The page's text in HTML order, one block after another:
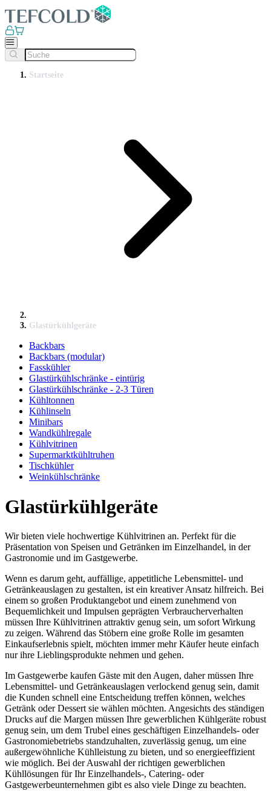
Startseite
Glastürkühlgeräte
Backbars
Backbars (modular)
Fasskühler
Glastürkühlschränke - eintürig
Glastürkühlschränke - 2-3 Türen
Kühltonnen
Kühlinseln
Minibars
Wandkühlregale
Kühlvitrinen
Supermarktkühltruhen
Tischkühler
Weinkühlschränke
Glastürkühlgeräte
Wir bieten viele hochwertige Kühlvitrinen an. Perfekt für die
Präsentation von Speisen und Getränken im Einzelhandel, in der
Gastronomie und im Gastgewerbe.
Wenn es darum geht, auffällige, appetitliche Lebensmittel- und
Getränkeauslagen zu gestalten, ist ein kreativer Ansatz hilfreich. Bei
einem so großen Produktangebot und einem zunehmend von
Bequemlichkeit und Impulsen geprägten Verbraucherverhalten
müssen Ihre Kühlvitrinen attraktiv genug sein, um sofort Wirkung
zu zeigen. Während das Stöbern eine große Rolle im gesamten
Einkaufserlebnis spielt, möchten immer mehr Käufer heute einfach
nur ihre Lieblingsprodukte nehmen und gehen.
Im Gastgewerbe kaufen Gäste mit den Augen, daher müssen Ihre
Lebensmittel- und Getränkeauslagen verlockend genug sein, damit
die Kunden schnell eine Entscheidung treffen können, welches
Getränk oder Dessert sie wählen möchten. Angesichts des ständigen
Drucks auf die Margen müssen Ihre gewerblichen Kühlgeräte robust
genug sein, um dem Trubel eines geschäftigen Einzelhandels- oder
Gastronomiebetriebs standzuhalten, zuverlässig genug, um eine
außergewöhnliche Kühlleistung zu bieten, und so energieeffizient
wie möglich. Bei der Auswahl der richtigen gewerblichen
Kühllösungen für Ihr Einzelhandels-, Catering- oder
Gastgewerbeunternehmen gibt es also viele Dinge zu beachten.